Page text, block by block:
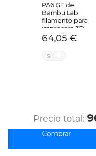
PA6 GF de
Bambu Lab
filamento para
impresora 3D
64,05 €
SÍ
Precio total: